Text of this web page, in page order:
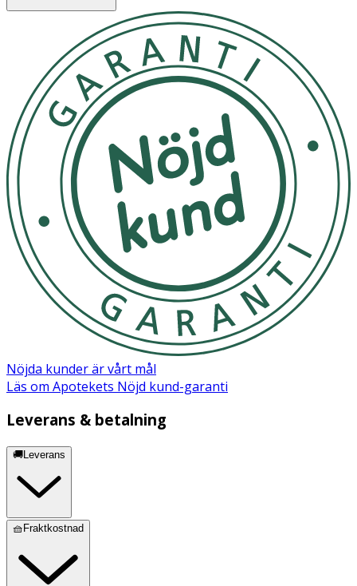
50 °C. Stick inte hål på eller bränn behållaren, inte ens
efter användning.
Används bäst upp och ner. Skaka ordentligt före
användning. Spraya direkt i handen och löddra över
kroppen, skölj av.
Förvaras torrt
OK för gravida och ammande:
Ja
Ingredienser:
Aqua ((Water) EAU), Sodium Lauroly Sarcosinate, Butane,
Isobutane, Propane, Cocamidopropyl Betaine,
Caprylyl/Capryl Glucoside, Coco-Glucoside, Glyceryl
Oleate, Sodium Benzoate, Tocopheryl Acetate, Fragrance
(Parfum).
Nöjda kunder är vårt mål
Läs om Apotekets Nöjd kund-garanti
Leverans & betalning
🚚Leverans
🧺Fraktkostnad